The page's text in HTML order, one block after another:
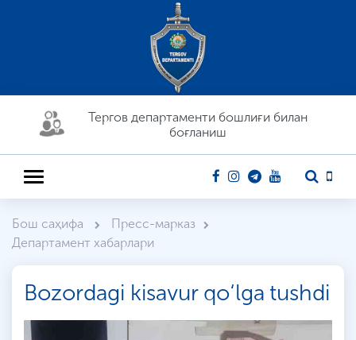
Тергов департaменти бошлиғи билан
боғланиш
Бош саҳифа
Пресс-марказ
Департамент хабарлари
Bozordagi kisavur qo‘lga tushdi